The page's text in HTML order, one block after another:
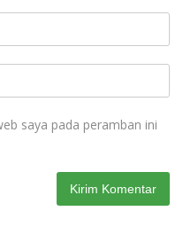
saya pada peramban ini